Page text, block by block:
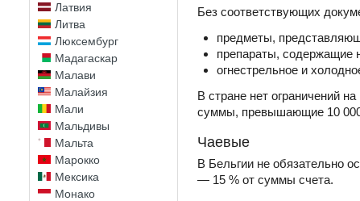
Латвия
Литва
Люксембург
Мадагаскар
Малави
Малайзия
Мали
Мальдивы
Мальта
Марокко
Мексика
Монако
Без соответствующих
предметы,
препараты, содержащие
огнестрельное и
В стране нет ограничений
суммы, превышающие 10
Чаевые
В Бельгии не обязательно
— 15 % от суммы счета.